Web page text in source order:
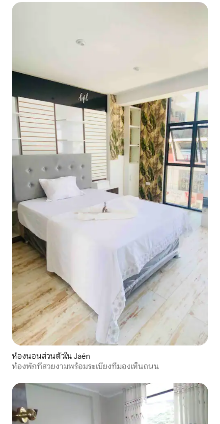
ห้องนอนส่วนตัวใน Jaén
ห้องพักที่สวยงามพร้อมระเบียงที่มองเห็นถนน